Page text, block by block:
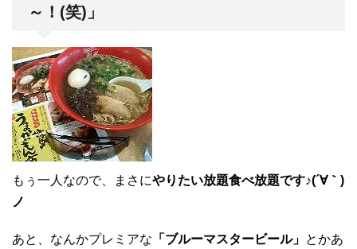
～！(笑)」
もぅ一人なので、まさにやりたい放題食べ放題です♪(´∀｀)
ノ
あと、なんかプレミアな 「ブルーマスタービール」 とかあ